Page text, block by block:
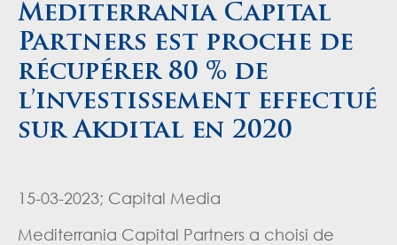
Mediterrania Capital
Partners est proche de
récupérer 80 % de
l’investissement effectué
sur Akdital en 2020
15-03-2023; Capital Media
Mediterrania Capital Partners a choisi de